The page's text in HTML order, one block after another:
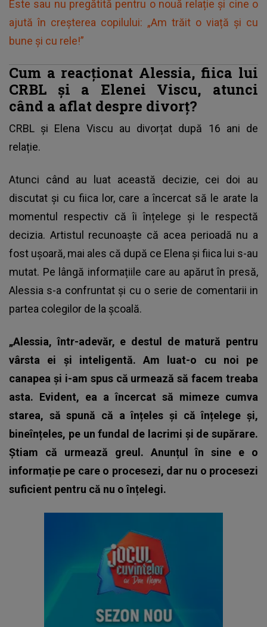
Este sau nu pregătită pentru o nouă relație și cine o
ajută în creșterea copilului: „Am trăit o viață și cu
bune și cu rele!”
Cum a reacționat Alessia, fiica lui
CRBL și a Elenei Viscu, atunci
când a aflat despre divorț?
CRBL și Elena Viscu au divorțat după 16 ani de
relație.
Atunci când au luat această decizie, cei doi au
discutat și cu fiica lor, care a încercat să le arate la
momentul respectiv că îi înțelege și le respectă
decizia. Artistul recunoaște că acea perioadă nu a
fost ușoară, mai ales că după ce Elena și fiica lui s-au
mutat. Pe lângă informațiile care au apărut în presă,
Alessia s-a confruntat și cu o serie de comentarii in
partea colegilor de la școală.
„Alessia, într-adevăr, e destul de matură pentru
vârsta ei și inteligentă. Am luat-o cu noi pe
canapea și i-am spus că urmează să facem treaba
asta. Evident, ea a încercat să mimeze cumva
starea, să spună că a înțeles și că înțelege și,
bineînțeles, pe un fundal de lacrimi și de supărare.
Știam că urmează greul. Anunțul în sine e o
informație pe care o procesezi, dar nu o procesezi
suficient pentru că nu o înțelegi.